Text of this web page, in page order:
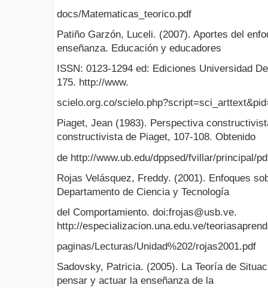
docs/Matematicas_teorico.pdf
Patiño Garzón, Luceli. (2007). Aportes del
enseñanza. Educación y educadores
ISSN: 0123-1294 ed: Ediciones Universidad
175. http://www.
scielo.org.co/
Piaget, Jean (1983). Perspectiva
constructivista de Piaget, 107-108. Obtenido
de http://www.ub.edu/dppsed/fvillar/principal/
Rojas Velásquez, Freddy. (2001). Enfoques
Departamento de Ciencia y Tecnología
del Comportamiento. doi:frojas@usb.ve.
http://especializacion.una.edu.ve/
paginas/Lecturas/Unidad%202/rojas2001.pdf
Sadovsky, Patricia. (2005). La Teoría de
pensar y actuar la enseñanza de la